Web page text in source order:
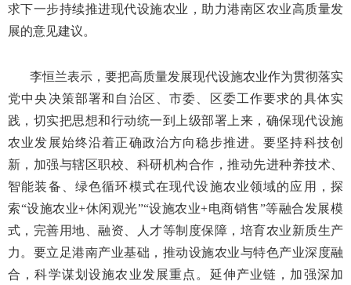
求下一步持续推进现代设施农业，助力港南区农业高质量发
展的意见建议。
李恒兰表示，要把高质量发展现代设施农业作为贯彻落实
党中央决策部署和自治区、市委、区委工作要求的具体实
践，切实把思想和行动统一到上级部署上来，确保现代设施
农业发展始终沿着正确政治方向稳步推进。要坚持科技创
新，加强与辖区职校、科研机构合作，推动先进种养技术、
智能装备、绿色循环模式在现代设施农业领域的应用，探
索“设施农业+休闲观光”“设施农业+电商销售”等融合发展模
式，完善用地、融资、人才等制度保障，培育农业新质生产
力。要立足港南产业基础，推动设施农业与特色产业深度融
合，科学谋划设施农业发展重点。延伸产业链，加强深加